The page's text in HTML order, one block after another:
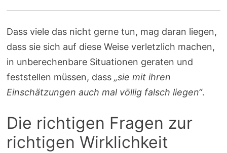
Dass viele das nicht gerne tun, mag daran liegen,
dass sie sich auf diese Weise verletzlich machen,
in unberechenbare Situationen geraten und
feststellen müssen, dass„sie mit ihren
Einschätzungen auch mal völlig falsch liegen“.
Die richtigen Fragen zur
richtigen Wirklichkeit